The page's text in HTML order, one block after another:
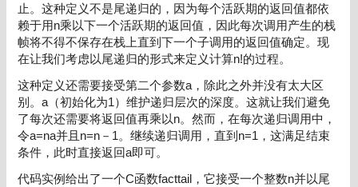
止。这种定义不是尾递归的，因为每个活跃期的返回值都依
赖于用n乘以下一个活跃期的返回值，因此每次调用产生的栈
帧将不得不保存在栈上直到下一个子调用的返回值确定。现
在让我们考虑以尾递归的形式来定义计算n!的过程。
这种定义还需要接受第二个参数a，除此之外并没有太大区
别。a（初始化为1）维护递归层次的深度。这就让我们避免
了每次还需要将返回值再乘以n。然而，在每次递归调用中，
令a=na并且n=n－1。继续递归调用，直到n=1，这满足结束
条件，此时直接返回a即可。
代码实例给出了一个C函数facttail，它接受一个整数n并以尾